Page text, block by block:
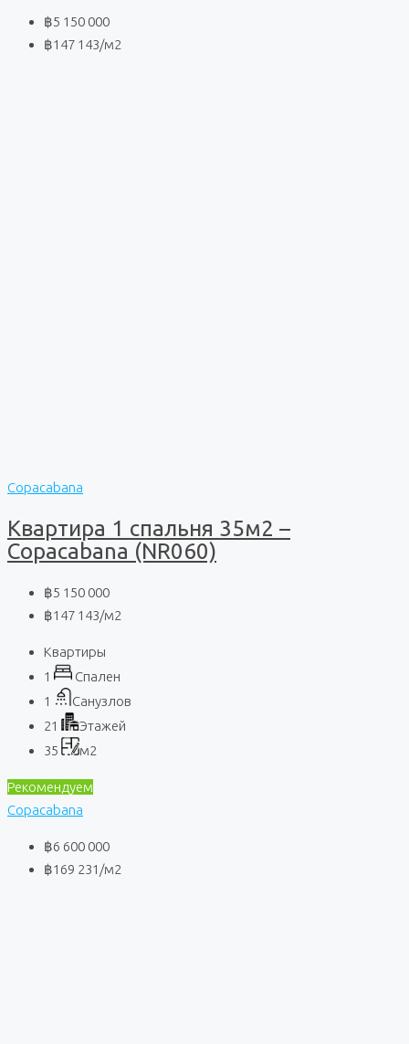
฿5 150 000
฿147 143/м2
Copacabana
Квартира 1 спальня 35м2 –
Copacabana (NR060)
฿5 150 000
฿147 143/м2
Квартиры
1
Спален
1
Санузлов
21
Этажей
35
м2
Рекомендуем
Copacabana
฿6 600 000
฿169 231 /м2